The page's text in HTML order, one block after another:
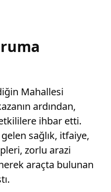
Mahallesi
ardından,
ihbar etti.
sağlık, itfaiye,
zorlu arazi
araçta bulunan